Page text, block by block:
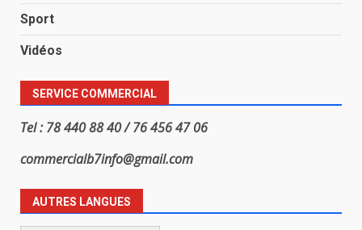
Sport
Vidéos
SERVICE COMMERCIAL
Tel : 78 440 88 40 / 76 456 47 06
commercialb7info@gmail.com
AUTRES LANGUES